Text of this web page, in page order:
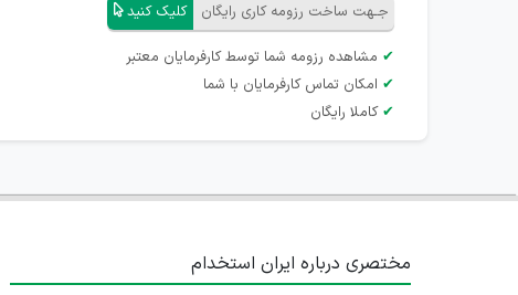
جـهت ساخت رزومه کاری رایگان کلیک کنید
✔ مشاهده رزومه شما توسط کارفرمایان معتبر
✔ امکان تماس کارفرمایان با شما
✔ کاملا رایگان
مختصری درباره ایران استخدام